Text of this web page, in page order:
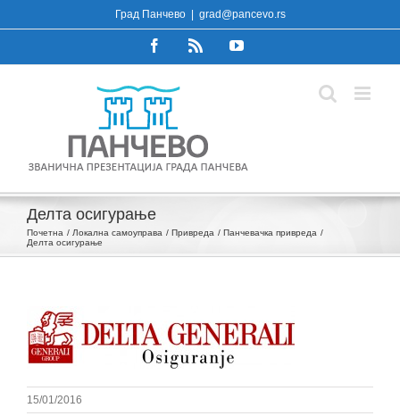
to
Град Панчево grad@pancevo.rs
FacebookRss YouTube
Делта осигурање
Почетна Локална самоуправа Привреда
Панчевачка привреда
Делта осигурање
15/01/2016